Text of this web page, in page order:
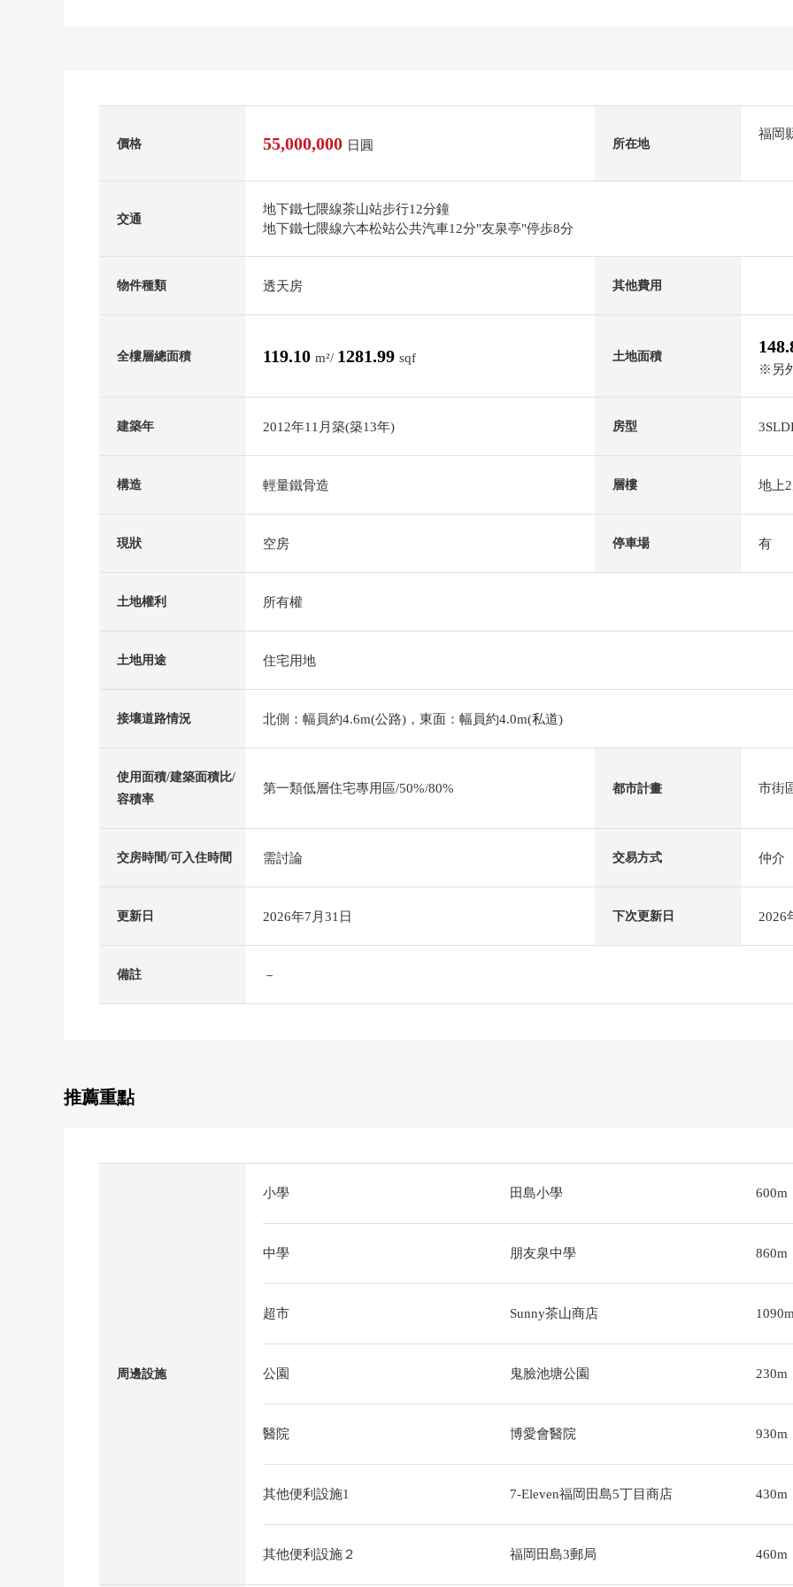
價格 55,000,000 日圓 所在地
福岡
交通
地下鐵七隈線茶山站步行12分鐘
地下鐵七隈線六本松站公共汽車12分"友泉亭"停歩8分
物件種類 透天房 其他費用
全樓層總面積 119.10 m²/ 1281.99 sqf 土地面積
※另
建築年 2012年11月築(築13年) 房型
構造 輕量鐵骨造 層樓 地上
現狀 空房 停車場 有
土地權利 所有權
土地用途 住宅用地
接壤道路情況 北側：幅員約4.6m(公路)，東面：幅員約4.0m(私道)
使用面積/建築面積比/
容積率
第一類低層住宅專用區/50%/80% 都市計畫 市街
交房時間/可入住時間 需討論 交易方式 仲介
更新日 2026年7月31日 下次更新日 2026
備註 －
推薦重點
周邊設施
小學 田島小學 600m
中學 朋友泉中學 860m
超市 Sunny茶山商店
公園 鬼臉池塘公園 230m
醫院 博愛會醫院 930m
其他便利設施1 7-Eleven福岡田島5丁目商店 430m
其他便利設施２ 福岡田島3郵局 460m